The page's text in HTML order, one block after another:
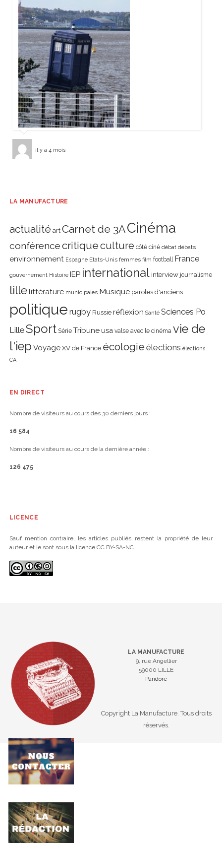
il y a 4 mois
LA MANUFACTURE
actualité art Carnet de 3ACinéma
conférencecritiqueculture côté ciné débat débats
environnement Espagne Etats-Unis femmes film football France
gouvernement Histoire IEP international interview journalisme
lillelittérature municipales Musique paroles d'anciens
politique rugby Russie réflexion Santé Sciences Po
LilleSport Série Tribune usa valse avec le cinéma vie de
l'iep Voyage XV de France écologie élections élections
CA
EN DIRECT
Nombre de visiteurs au cours des 30 derniers jours :
16 584
Nombre de visiteurs au cours de la dernière année :
126 475
LICENCE
Sauf mention contraire, les articles publiés restent la propriété de leur
auteur et le sont sous la licence CC BY-SA-NC.
LA MANUFACTURE
9, rue Angellier
59000 LILLE
Pandore
Copyright La Manufacture. Tous droits
réservés.